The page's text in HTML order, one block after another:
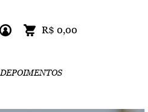
R$ 0,00
DEPOIMENTOS